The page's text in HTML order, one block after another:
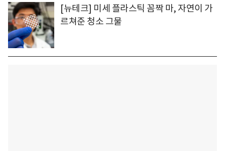
[뉴테크] 미세 플라스틱 꼼짝 마, 자연이 가
르쳐준 청소 그물